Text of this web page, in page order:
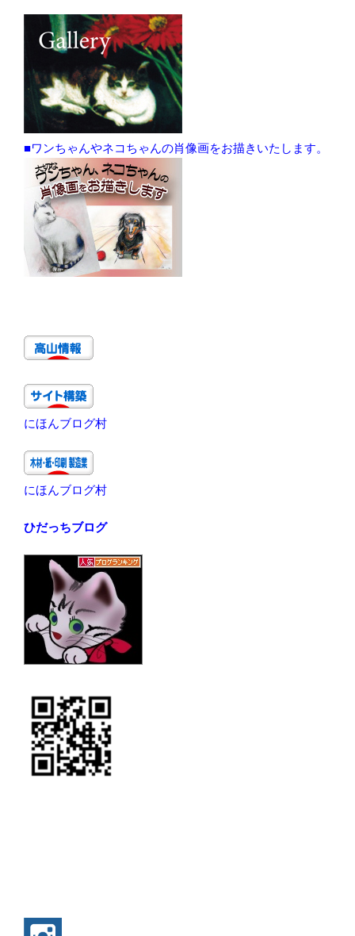
■ワンちゃんやネコちゃんの肖像画をお描きいたします。
にほんブログ村
にほんブログ村
ひだっちブログ